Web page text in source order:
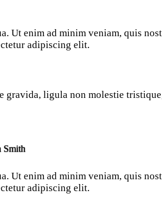
Ut enim ad minim veniam, quis
adipiscing elit.
gravida, ligula non molestie
Smith
Ut enim ad minim veniam, quis
adipiscing elit.